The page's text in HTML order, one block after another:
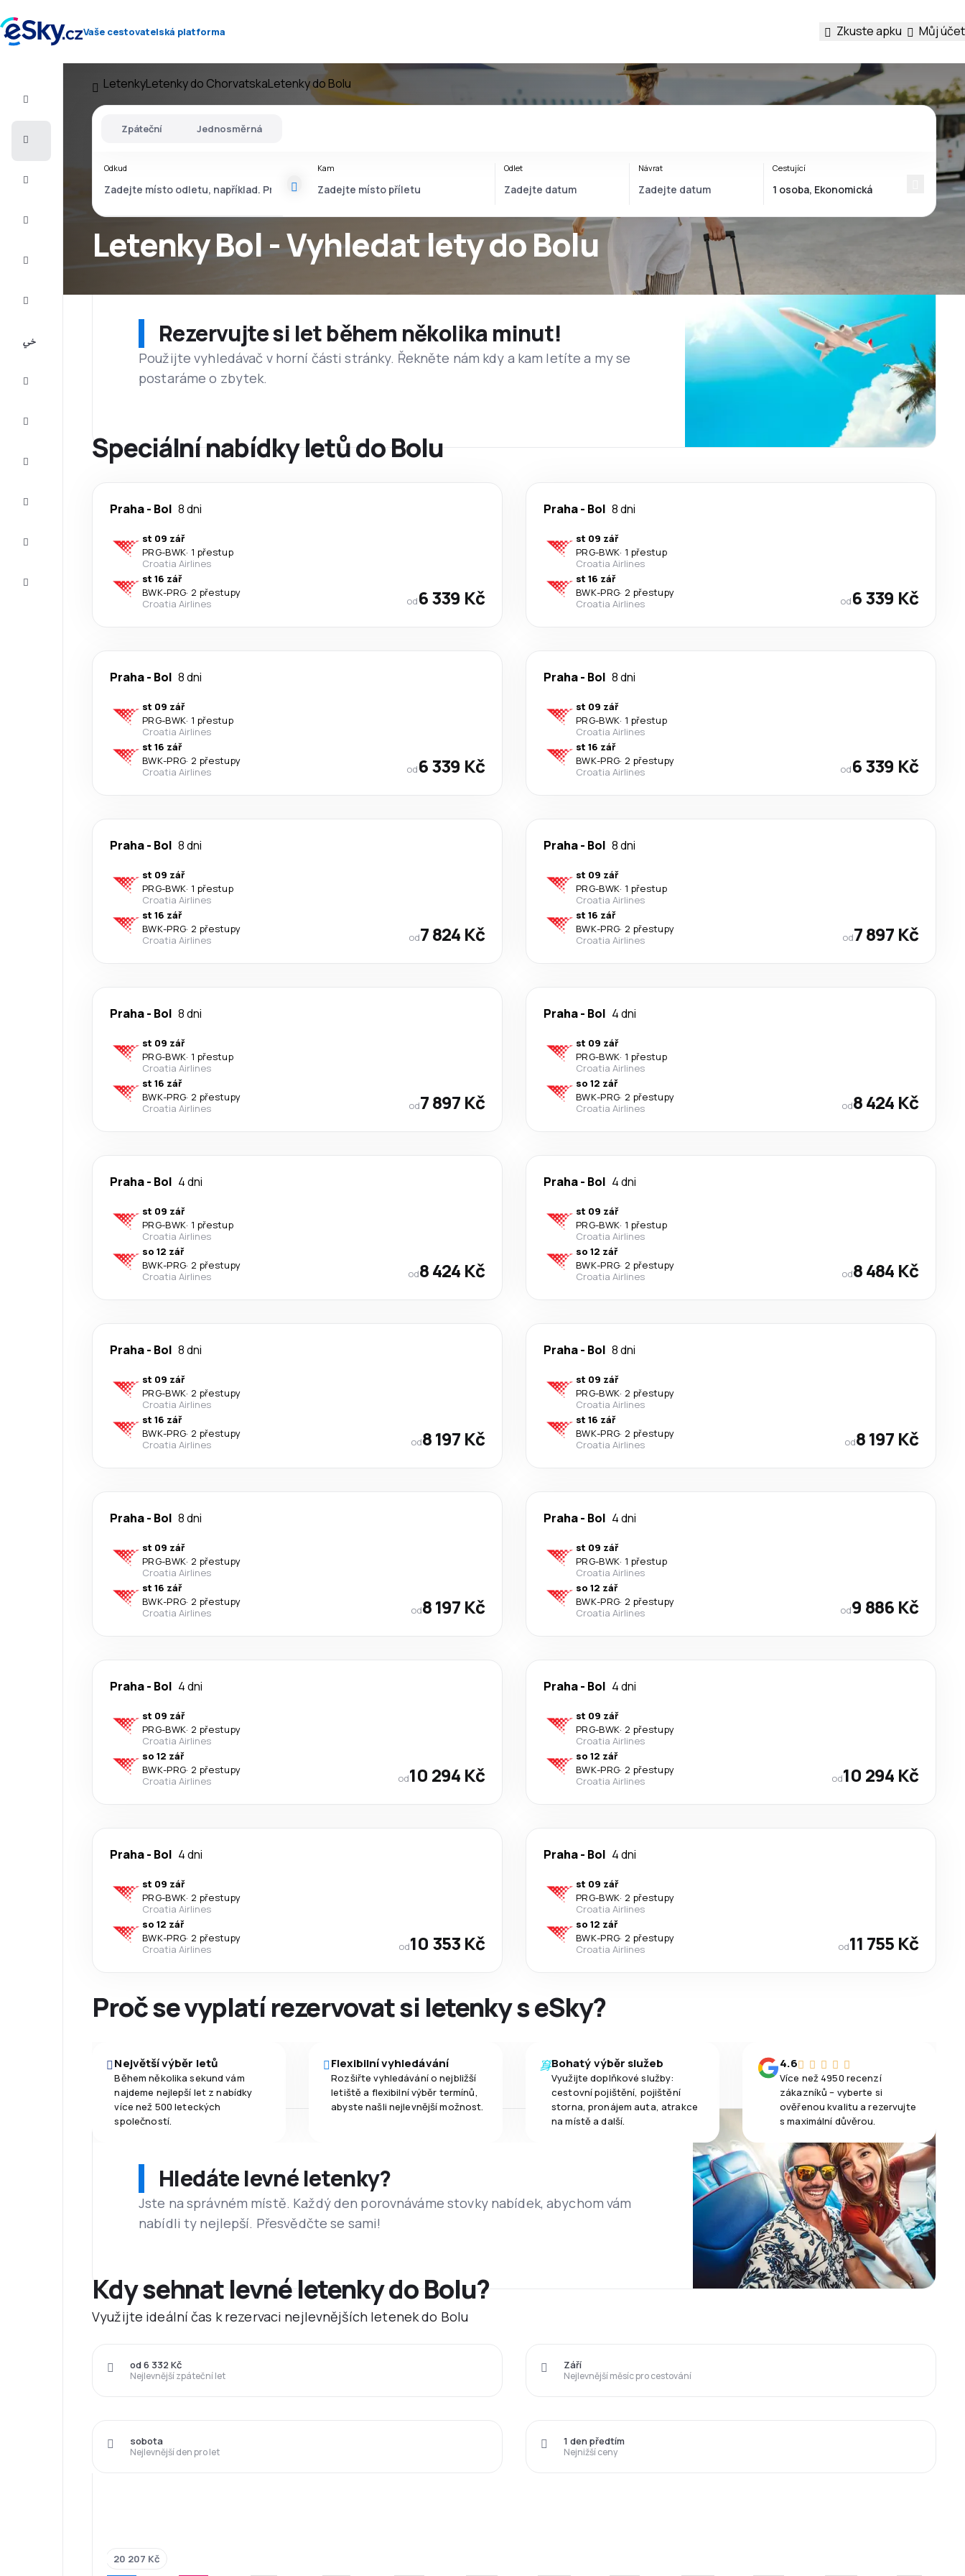
Vaše cestovatelská platforma Zkuste apku Můj účet
LetenkyLetenky do ChorvatskaLetenky do Bolu
Letenky Bol - Vyhledat lety do Bolu
Zpáteční Jednosměrná
Odkud Kam Odlet Návrat Cestující
Rezervujte si let během několika minut!
Použijte vyhledávač v horní části stránky. Řekněte nám kdy a kam letíte a my se
postaráme o zbytek.
Speciální nabídky letů do Bolu
Praha- Bol 8 dni
st 09 zář
PRG-BWK· 1 přestup
Croatia Airlines
st 16 zář
BWK-PRG· 2 přestupy
Croatia Airlines
od6 339 Kč
Praha- Bol 8 dni
st 09 zář
PRG-BWK· 1 přestup
Croatia Airlines
st 16 zář
BWK-PRG· 2 přestupy
Croatia Airlines
od6 339 Kč
Praha- Bol 8 dni
st 09 zář
PRG-BWK· 1 přestup
Croatia Airlines
st 16 zář
BWK-PRG· 2 přestupy
Croatia Airlines
od6 339 Kč
Praha- Bol 8 dni
st 09 zář
PRG-BWK· 1 přestup
Croatia Airlines
st 16 zář
BWK-PRG· 2 přestupy
Croatia Airlines
od6 339 Kč
Praha- Bol 8 dni
st 09 zář
PRG-BWK· 1 přestup
Croatia Airlines
st 16 zář
BWK-PRG· 2 přestupy
Croatia Airlines
od7 824 Kč
Praha- Bol 8 dni
st 09 zář
PRG-BWK· 1 přestup
Croatia Airlines
st 16 zář
BWK-PRG· 2 přestupy
Croatia Airlines
od7 897 Kč
Praha- Bol 8 dni
st 09 zář
PRG-BWK· 1 přestup
Croatia Airlines
st 16 zář
BWK-PRG· 2 přestupy
Croatia Airlines
od7 897 Kč
Praha- Bol 4 dni
st 09 zář
PRG-BWK· 1 přestup
Croatia Airlines
so 12 zář
BWK-PRG· 2 přestupy
Croatia Airlines
od8 424 Kč
Praha- Bol 4 dni
st 09 zář
PRG-BWK· 1 přestup
Croatia Airlines
so 12 zář
BWK-PRG· 2 přestupy
Croatia Airlines
od8 424 Kč
Praha- Bol 4 dni
st 09 zář
PRG-BWK· 1 přestup
Croatia Airlines
so 12 zář
BWK-PRG· 2 přestupy
Croatia Airlines
od8 484 Kč
Praha- Bol 8 dni
st 09 zář
PRG-BWK· 2 přestupy
Croatia Airlines
st 16 zář
BWK-PRG· 2 přestupy
Croatia Airlines
od8 197 Kč
Praha- Bol 8 dni
st 09 zář
PRG-BWK· 2 přestupy
Croatia Airlines
st 16 zář
BWK-PRG· 2 přestupy
Croatia Airlines
od8 197 Kč
Praha- Bol 8 dni
st 09 zář
PRG-BWK· 2 přestupy
Croatia Airlines
st 16 zář
BWK-PRG· 2 přestupy
Croatia Airlines
od8 197 Kč
Praha- Bol 4 dni
st 09 zář
PRG-BWK· 1 přestup
Croatia Airlines
so 12 zář
BWK-PRG· 2 přestupy
Croatia Airlines
od9 886 Kč
Praha- Bol 4 dni
st 09 zář
PRG-BWK· 2 přestupy
Croatia Airlines
so 12 zář
BWK-PRG· 2 přestupy
Croatia Airlines
od10 294 Kč
Praha- Bol 4 dni
st 09 zář
PRG-BWK· 2 přestupy
Croatia Airlines
so 12 zář
BWK-PRG· 2 přestupy
Croatia Airlines
od10 294 Kč
Praha- Bol 4 dni
st 09 zář
PRG-BWK· 2 přestupy
Croatia Airlines
so 12 zář
BWK-PRG· 2 přestupy
Croatia Airlines
od10 353 Kč
Praha- Bol 4 dni
st 09 zář
PRG-BWK· 2 přestupy
Croatia Airlines
so 12 zář
BWK-PRG· 2 přestupy
Croatia Airlines
od11 755 Kč
Proč se vyplatí rezervovat si letenky s eSky?
Největší výběr letů
Během několika sekund vám
najdeme nejlepší let z nabídky
více než 500 leteckých
společností.
Flexibilní vyhledávání
Rozšiřte vyhledávání o nejbližší
letiště a flexibilní výběr termínů,
abyste našli nejlevnější možnost.
Bohatý výběr služeb
Využijte doplňkové služby:
cestovní pojištění, pojištění
storna, pronájem auta, atrakce
na místě a další.
4.6
Více než 4950 recenzí
zákazníků – vyberte si
ověřenou kvalitu a rezervujte
s maximální důvěrou.
Hledáte levné letenky?
Jste na správném místě. Každý den porovnáváme stovky nabídek, abychom vám
nabídli ty nejlepší. Přesvědčte se sami!
Kdy sehnat levné letenky do Bolu?
Využijte ideální čas k rezervaci nejlevnějších letenek do Bolu
Nejlevnější zpáteční let
od 6 332 Kč
Nejlevnější měsíc pro cestování
Září
Nejlevnější den pro let
sobota
Nejnižší ceny
1 den předtím
20 207 Kč